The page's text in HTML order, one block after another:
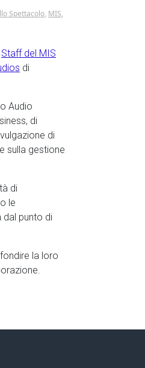
Spettacolo, MIS,
Staff del MIS
di
Audio
di
di
sulla gestione
di
le
dal punto di
la loro